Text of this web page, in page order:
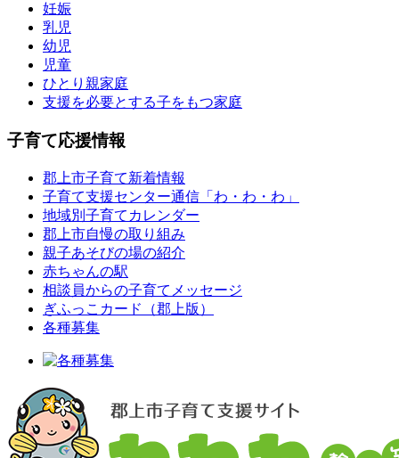
妊娠
乳児
幼児
児童
ひとり親家庭
支援を必要とする子をもつ家庭
子育て応援情報
郡上市子育て新着情報
子育て支援センター通信「わ・わ・わ」
地域別子育てカレンダー
郡上市自慢の取り組み
親子あそびの場の紹介
赤ちゃんの駅
相談員からの子育てメッセージ
ぎふっこカード（郡上版）
各種募集